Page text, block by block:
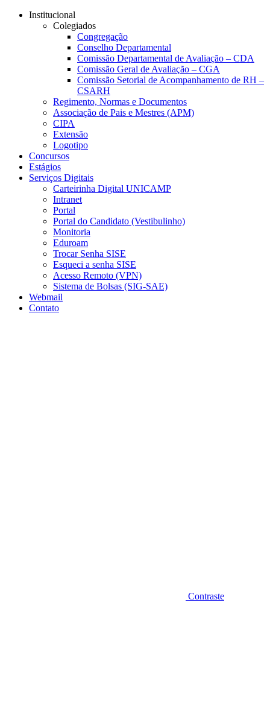
Conteúdo principal
Institucional
Colegiados
Congregação
Conselho Departamental
Comissão Departamental de Avaliação – CDA
Comissão Geral de Avaliação – CGA
Comissão Setorial de Acompanhamento de RH –
CSARH
Regimento, Normas e Documentos
Associação de Pais e Mestres (APM)
CIPA
Extensão
Logotipo
Concursos
Estágios
Serviços Digitais
Carteirinha Digital UNICAMP
Intranet
Portal
Portal do Candidato (Vestibulinho)
Monitoria
Eduroam
Trocar Senha SISE
Esqueci a senha SISE
Acesso Remoto (VPN)
Sistema de Bolsas (SIG-SAE)
Webmail
Contato
Contraste